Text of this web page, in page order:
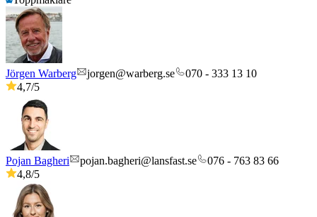
Jörgen Warberg jorgen@warberg.se
070 - 333 13 10
4,7/5
Pojan Bagheri pojan.bagheri@lansfast.se
076 - 763 83 66
4,8/5